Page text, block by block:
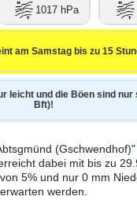
1017 hPa
am Samstag bis zu 15
leicht und die Böen sind
Bft)!
dabei mit bis zu
5% und nur 0 mm
erwarten werden.